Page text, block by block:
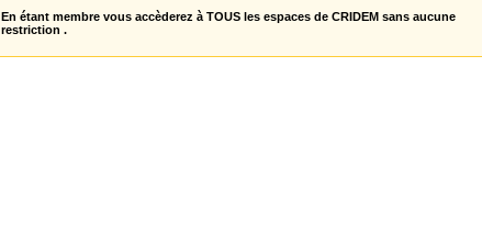
En étant membre vous accèderez à TOUS les espaces de CRIDEM sans aucune
restriction .